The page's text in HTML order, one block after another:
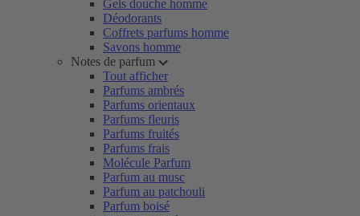
Gels douche homme
Déodorants
Coffrets parfums homme
Savons homme
Notes de parfum
Tout afficher
Parfums ambrés
Parfums orientaux
Parfums fleuris
Parfums fruités
Parfums frais
Molécule Parfum
Parfum au musc
Parfum au patchouli
Parfum boisé